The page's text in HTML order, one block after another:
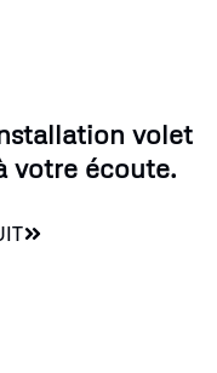
volet
votre écoute.